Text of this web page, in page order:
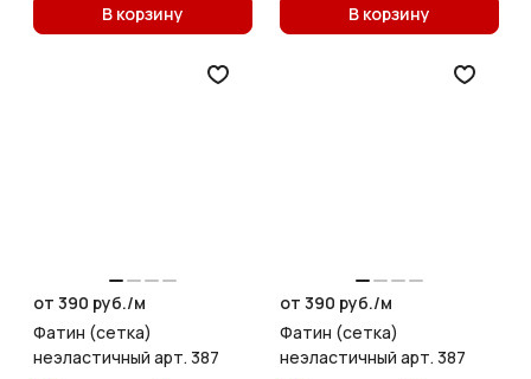
В корзину В корзину
от 390 руб./м
Фатин (сетка)
неэластичный арт. 387
от 390 руб./м
Фатин (сетка)
неэластичный арт. 387